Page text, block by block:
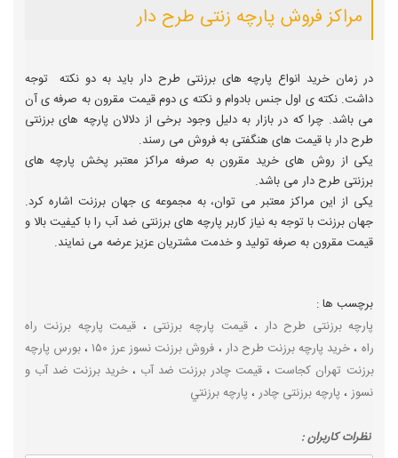
مراکز فروش پارچه زنتی طرح دار
در زمان خرید انواع پارچه های برزنتی طرح دار باید به دو نکته توجه
داشت. نکته ی اول جنس بادوام و نکته ی دوم قیمت مقرون به صرفه ی آن
می باشد. چرا که در بازار به دلیل وجود برخی از دلالان پارچه های برزنتی
طرح دار با قیمت های هنگفتی به فروش می رسند.
یکی از روش های خرید مقرون به صرفه مراکز معتبر پخش پارچه های
برزنتی طرح دار می باشد.
یکی از این مراکز معتبر می توان، به مجموعه ی جهان برزنت اشاره کرد.
جهان برزنت با توجه به نیاز کاربر پارچه های برزنتی ضد آب را با کیفیت بالا و
قیمت مقرون به صرفه تولید و خدمت مشتریان عزیز عرضه می نمایند.
برچسب ها :
پارچه برزنتی طرح دار ،قیمت پارچه برزنتی ، قیمت پارچه برزنت راه
راه ، خرید پارچه برزنت طرح دار ، فروش برزنت نسوز عرز ۱۵۰ ،بورس پارچه
برزنت تهران کجاست ، قیمت چادر برزنت ضد آب ،خرید برزنت ضد آب و
نسوز، پارچه برزنتی چادر، پارچه برزنتي
نظرات كاربران :